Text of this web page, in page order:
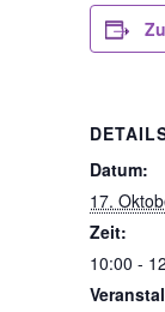
Datum:
17.
Zeit:
10:00 -